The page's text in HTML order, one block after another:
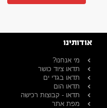
אודותינו
מי אנחנו?
תדאו ציוד כושר
תדאו בגדי ים
תדאו הום
תדאו - קבוצות רכישה
מפת אתר